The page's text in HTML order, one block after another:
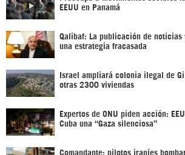
EEUU en Panamá
Qalibaf: La publicación de noticias
una estrategia fracasada
Israel ampliará colonia ilegal de
otras 2300 viviendas
Expertos de ONU piden acción:
Cuba una “Gaza silenciosa”
Comandante: pilotos iraníes